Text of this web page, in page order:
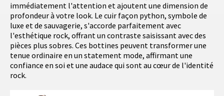
immédiatement l'attention et ajoutent une dimension de
profondeur à votre look. Le cuir façon python, symbole de
luxe et de sauvagerie, s'accorde parfaitement avec
l'esthétique rock, offrant un contraste saisissant avec des
pièces plus sobres. Ces bottines peuvent transformer une
tenue ordinaire en un statement mode, affirmant une
confiance en soi et une audace qui sont au cœur de l'identité
rock.